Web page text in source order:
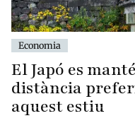
Economia
El Japó es
distància
aquest estiu